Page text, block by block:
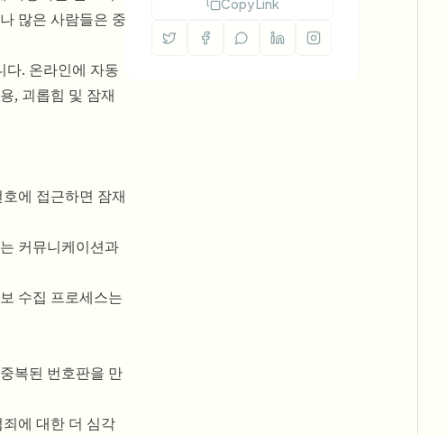
많은 사람들은 중
다. 온라인에 자동
, 괴롭힘 및 잠재
에 접근하면 잠재
커뮤니케이션과
수집 프로세스는
복된 번호판을 만
에 대한 더 심각
Copy Link